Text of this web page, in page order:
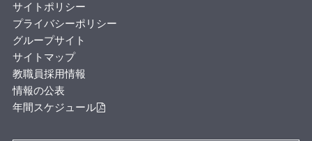
サイトポリシー
プライバシーポリシー
グループサイト
サイトマップ
教職員採用情報
情報の公表
年間スケジュール